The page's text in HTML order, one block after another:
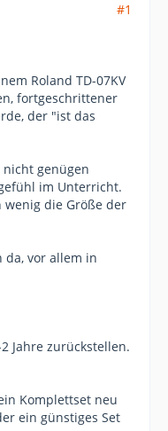
#1
Roland TD-07KV
fortgeschrittener
der "ist das
genügen
im Unterricht.
die Größe der
da, vor allem in
Jahre zurückstellen.
Komplettset neu
ein günstiges Set